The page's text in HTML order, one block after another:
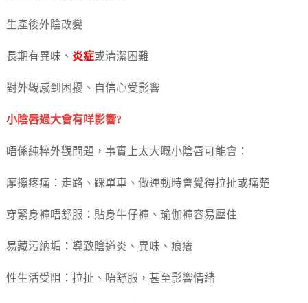
生產後外陰改變
長期有異味、 炎症或清潔困難
對外觀感到困擾、自信心受影響
小陰唇過大會有咩影響?
唔係純粹外觀問題，事實上太大嘅小陰唇可能會：
摩擦疼痛：走路、踩單車、做運動時會覺得拉扯或痛楚
穿緊身褲唔舒服：貼身牛仔褲、瑜伽褲容易壓住
易藏污納垢：導致陰道炎、異味、痕癢
性生活受阻：拉扯、唔舒服，甚至影響情緒